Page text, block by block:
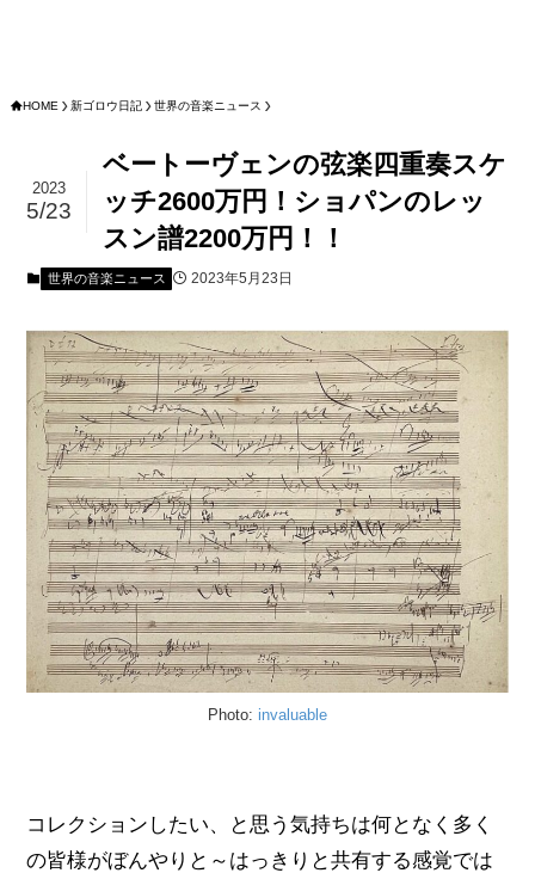
HOME 新ゴロウ日記 世界の音楽ニュース
ベートーヴェンの弦楽四重奏スケ
ッチ2600万円！ショパンのレッ
スン譜2200万円！！
2023
5/23
世界の音楽ニュース 2023年5月23日
Photo: invaluable
コレクションしたい、と思う気持ちは何となく多く
の皆様がぼんやりと～はっきりと共有する感覚では